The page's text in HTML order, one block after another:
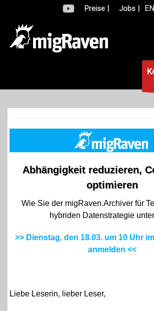
Preise | Jobs | EN
Abhängigkeit reduzieren,
optimieren
Wie Sie der migRaven.Archiver für
hybriden Datenstrategie
>> Dienstag, den 18.03. um 10 Uhr
anmelden <<
Liebe Leserin, lieber Leser,